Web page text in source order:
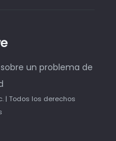
un problema de
| Todos los derechos